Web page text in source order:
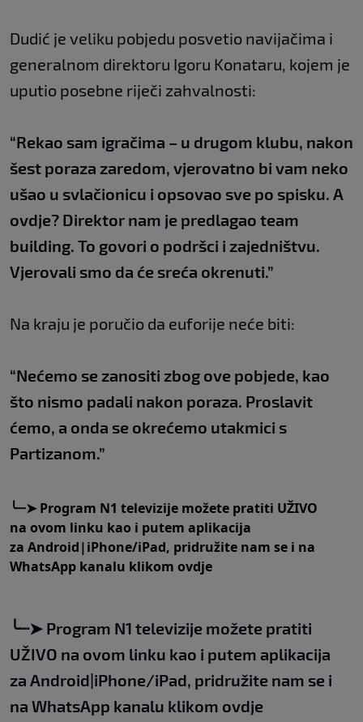
Dudić je veliku pobjedu posvetio navijačima i
generalnom direktoru Igoru Konataru, kojem je
uputio posebne riječi zahvalnosti:
“Rekao sam igračima – u drugom klubu, nakon
šest poraza zaredom, vjerovatno bi vam neko
ušao u svlačionicu i opsovao sve po spisku. A
ovdje? Direktor nam je predlagao team
building. To govori o podršci i zajedništvu.
Vjerovali smo da će sreća okrenuti.”
Na kraju je poručio da euforije neće biti:
“Nećemo se zanositi zbog ove pobjede, kao
što nismo padali nakon poraza. Proslavit
ćemo, a onda se okrećemo utakmici s
Partizanom.”
╰┈➤Program N1 televizije možete pratiti UŽIVO
na ovom linku kao i putem aplikacija
za Android|iPhone/iPad, pridružite nam se i na
WhatsApp kanalu klikom ovdje
╰┈➤ Program N1 televizije možete pratiti
UŽIVO na ovom linku kao i putem aplikacija
za Android|iPhone/iPad, pridružite nam se i
na WhatsApp kanalu klikom ovdje